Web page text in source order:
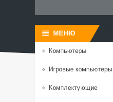
Компьютеры
Игровые компьютеры
Комплектующие